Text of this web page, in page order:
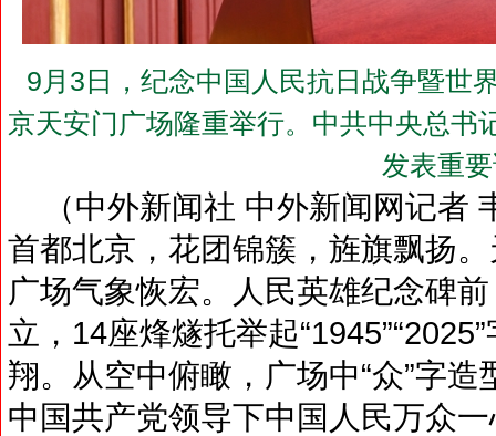
9月3日，纪念中国人民抗日战争暨世
京天安门广场隆重举行。中共中央总书
发表重
（中外新闻社 中外新闻网记者
首都北京，花团锦簇，旌旗飘扬
广场气象恢宏。人民英雄纪念碑
立，14座烽燧托举起
翔。从空中俯瞰，广场中“众”字
中国共产党领导下中国人民万众